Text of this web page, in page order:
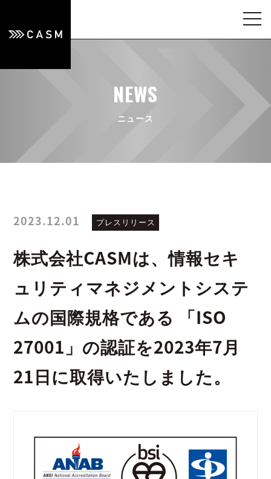
NEWS
ニュース
2023.12.01 プレスリリース
株式会社CASMは、情報セキ
ュリティマネジメントシステ
ムの国際規格である​ 「ISO
27001」の認証を2023年7月
21日に取得いたしました。​